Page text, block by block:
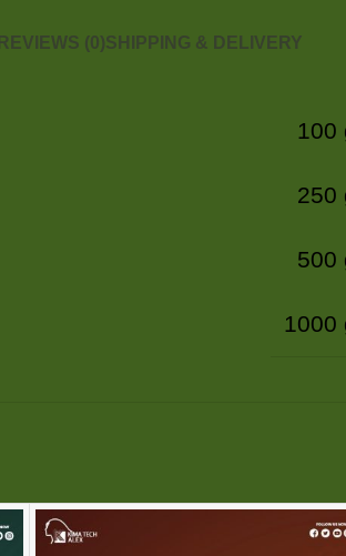
REVIEWS (0)SHIPPING & DELIVERY
100
250
500
1000